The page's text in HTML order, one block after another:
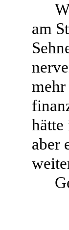
am
hätte
aber